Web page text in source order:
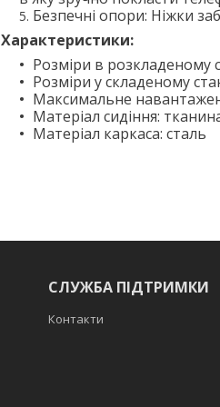
Безпечні опори: Ніжки
Характеристики:
Розміри в розкладеному
Розміри у складеному
Максимальне
Матеріал сидіння:
Матеріал каркаса: сталь
СЛУЖБА ПІДТРИМКИ
Контакти